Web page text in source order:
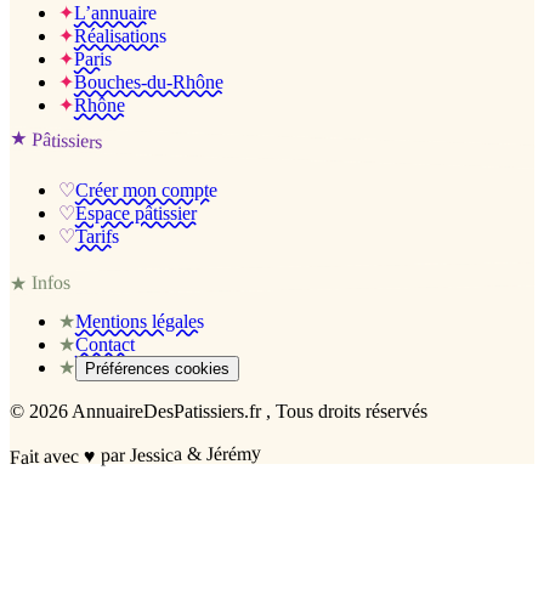
✦L’annuaire
✦Réalisations
✦Paris
✦Bouches-du-Rhône
✦Rhône
★ Pâtissiers
♡Créer mon compte
♡Espace pâtissier
♡Tarifs
★Infos
★Mentions légales
★Contact
★
Préférences cookies
© 2026 AnnuaireDesPatissiers.fr , Tous droits réservés
Fait avec♥ par Jessica & Jérémy